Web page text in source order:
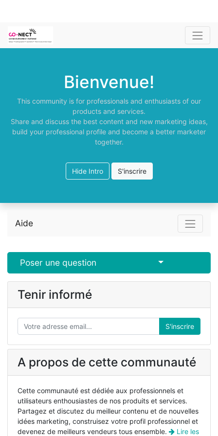
Bienvenue!
This community is for professionals and enthusiasts of our
products and services.
Share and discuss the best content and new marketing ideas,
build your professional profile and become a better marketer
together.
Hide Intro S'inscrire
Aide
Poser une question Select Post
Tenir informé
S'inscrire
A propos de cette communauté
Cette communauté est dédiée aux professionnels et
utilisateurs enthousiastes de nos produits et services.
Partagez et discutez du meilleur contenu et de nouvelles
idées marketing, construisez votre profil professionnel et
devenez de meilleurs vendeurs tous ensemble.
Lire les